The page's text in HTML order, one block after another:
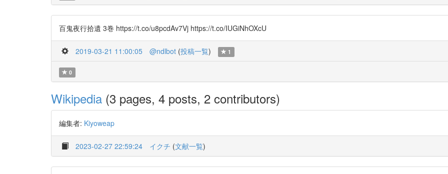
百鬼夜行拾遺 3巻 https://t.co/u8pcdAv7Vj https://t.co/IUGiNhOXcU
2019-03-21 11:00:05 @ndlbot (投稿一覧) 1
0
Wikipedia (3 pages, 4 posts, 2 contributors)
編集者: Kiyoweap
2023-02-27 22:59:24 イクチ (文献一覧)